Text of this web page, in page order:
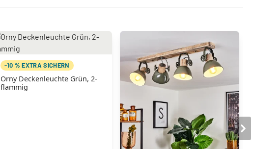
-10 % EXTRA SICHERN
Orny Deckenleuchte Grün, 2-
flammig